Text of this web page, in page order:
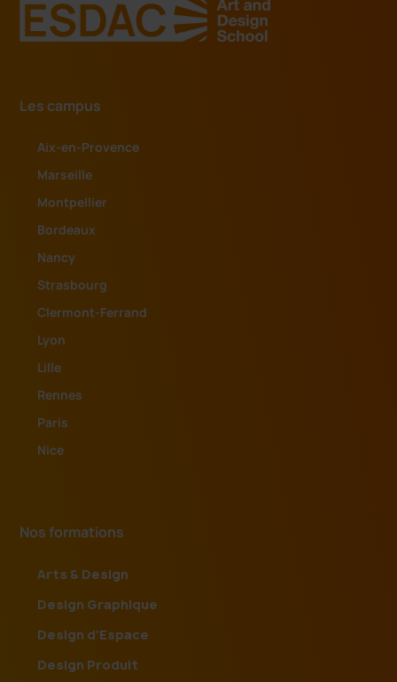
Les campus
Aix-en-Provence
Marseille
Montpellier
Bordeaux
Nancy
Strasbourg
Clermont-Ferrand
Lyon
Lille
Rennes
Paris
Nice
Nos formations
Arts & Design
Design Graphique
Design d'Espace
Design Produit